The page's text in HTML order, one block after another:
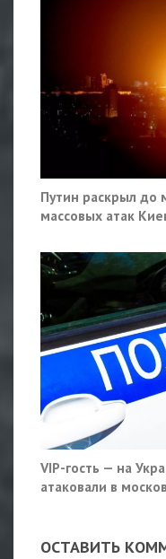
Путин раскрыл до
массовых атак
VIP-гость — на
атаковали в
ОСТАВИТЬ